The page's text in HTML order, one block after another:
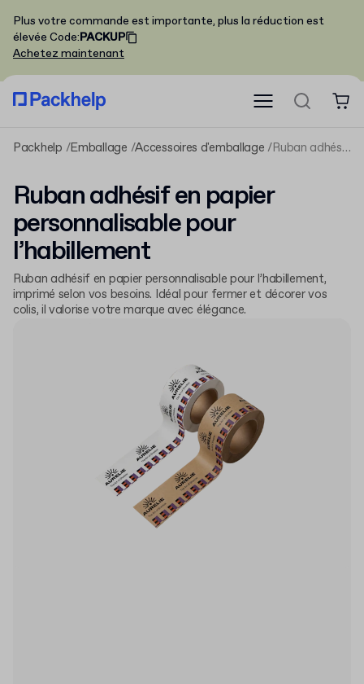
Plus votre commande est importante, plus la réduction est
élevée Code:PACKUP
Achetez maintenant
Packhelp Emballage Accessoires d'emballage Ruban adhésif en papier personnalisable pour l’habillement
Ruban adhésif en papier
personnalisable pour
l’habillement
Ruban adhésif en papier personnalisable pour l’habillement,
imprimé selon vos besoins. Idéal pour fermer et décorer vos
colis, il valorise votre marque avec élégance.